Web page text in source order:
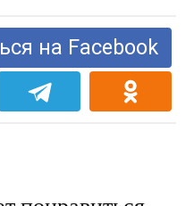
на Facebook